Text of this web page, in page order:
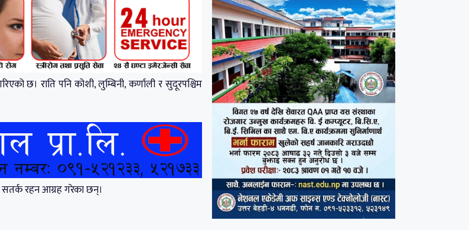
छ। राति पनि कोशी, लुम्बिनी, कर्णाली र सुदूरपश्चिम
रहन आग्रह गरेका छन्।